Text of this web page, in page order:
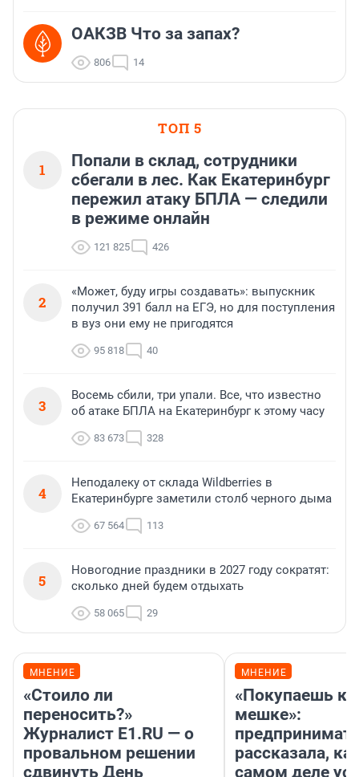
ОАКЗВ Что за запах?
806 14
ТОП 5
1
Попали в склад, сотрудники
сбегали в лес. Как Екатеринбург
пережил атаку БПЛА — следили
в режиме онлайн
121 825 426
2
«Может, буду игры создавать»: выпускник
получил 391 балл на ЕГЭ, но для поступления
в вуз они ему не пригодятся
95 818 40
3
Восемь сбили, три упали. Все, что известно
об атаке БПЛА на Екатеринбург к этому часу
83 673 328
4
Неподалеку от склада Wildberries в
Екатеринбурге заметили столб черного дыма
67 564 113
5
Новогодние праздники в 2027 году сократят:
сколько дней будем отдыхать
58 065 29
МНЕНИЕ
«Стоило ли
переносить?»
Журналист E1.RU — о
провальном решении
сдвинуть День
МНЕНИЕ
«Покупаешь
мешке»:
рассказала,
самом деле